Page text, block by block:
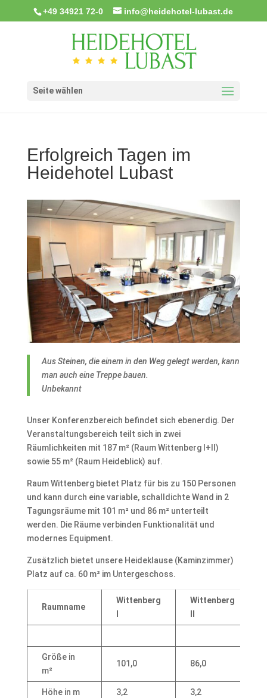
+49 34921 72-0 info@heidehotel-lubast.de
Seite wählen
Erfolgreich Tagen im
Heidehotel Lubast
Aus Steinen, die einem in den Weg gelegt werden, kann
man auch eine Treppe bauen.
Unbekannt
Unser Konferenzbereich befindet sich ebenerdig. Der
Veranstaltungsbereich teilt sich in zwei
Räumlichkeiten mit 187 m² (Raum Wittenberg I+II)
sowie 55 m² (Raum Heideblick) auf.
Raum Wittenberg bietet Platz für bis zu 150 Personen
und kann durch eine variable, schalldichte Wand in 2
Tagungsräume mit 101 m² und 86 m² unterteilt
werden. Die Räume verbinden Funktionalität und
modernes Equipment.
Zusätzlich bietet unsere Heideklause (Kaminzimmer)
Platz auf ca. 60 m² im Untergeschoss.
Raumname
Wittenberg
Wittenberg
Größe in
m²
101,0 86,0
Höhe in m 3,2 3,2